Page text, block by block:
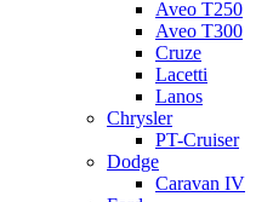
Aveo Т250
Aveo T300
Cruze
Lacetti
Lanos
Chrysler
PT-Cruiser
Dodge
Caravan IV